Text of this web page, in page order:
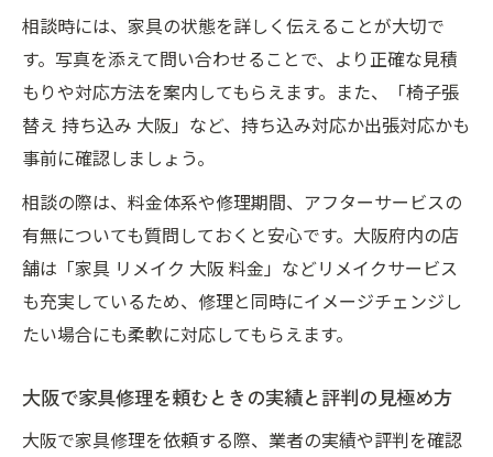
理由
大阪で人気のアンティーク家具修理とメニ
ュー内容
家具修理でアンティークの風合いを活かす
方法
アンティーク家具修理の職人選びと大阪の
特徴
家具修理の料金相場を大阪府で把握するコツ
家具修理の大阪での料金目安と相場の見分
け方
意点
大阪の家具修理で見積もりを取るときのポ
相談時には、家具の状態を詳しく伝えることが大切で
す。写真を添えて問い合わせることで、より正確な見積
もりや対応方法を案内してもらえます。また、「椅子張
替え 持ち込み 大阪」など、持ち込み対応か出張対応かも
事前に確認しましょう。
相談の際は、料金体系や修理期間、アフターサービスの
有無についても質問しておくと安心です。大阪府内の店
舗は「家具 リメイク 大阪 料金」などリメイクサービス
も充実しているため、修理と同時にイメージチェンジし
たい場合にも柔軟に対応してもらえます。
大阪で家具修理を頼むときの実績と評判の見極め方
大阪で家具修理を依頼する際、業者の実績や評判を確認